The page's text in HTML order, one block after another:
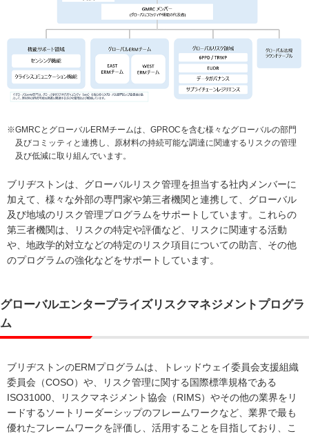
※GMRCとグローバルERMチームは、GPROCを含む様々なグローバルの部門
及びコミッティと連携し、原材料の持続可能な調達に関連するリスクの管理
及び低減に取り組んでいます。
ブリヂストンは、グローバルリスク管理を担当する社内メンバーに
加えて、様々な外部の専門家や第三者機関と連携して、グローバル
及び地域のリスク管理プログラムをサポートしています。これらの
第三者機関は、リスクの特定や評価など、リスクに関連する活動
や、地政学的対立などの特定のリスク項目についての助言、その他
のプログラムの強化などをサポートしています。
グローバルエンタープライズリスクマネジメントプログラ
ム
ブリヂストンのERMプログラムは、トレッドウェイ委員会支援組織
委員会（COSO）や、リスク管理に関する国際標準規格である
ISO31000、リスクマネジメント協会（RIMS）やその他の業界をリ
ードするソートリーダーシップのフレームワークなど、業界で最も
優れたフレームワークを評価し、活用することを目指しており、こ